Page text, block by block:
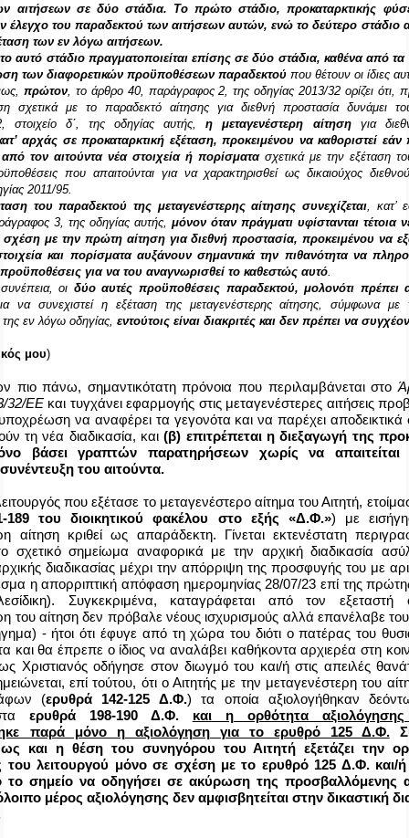
αιτήσεων σε δύο στάδια. Το πρώτο στάδιο, προκαταρκτικής
έλεγχο του παραδεκτού των αιτήσεων αυτών, ενώ το δεύτερο στάδιο
των εν λόγω αιτήσεων.
αυτό στάδιο πραγματοποιείται επίσης σε δύο στάδια, καθένα από τα
των διαφορετικών προϋποθέσεων παραδεκτού που θέτουν οι ίδιες
πρώτον, το άρθρο 40, παράγραφος 2, της οδηγίας 2013/32 ορίζει ότι,
σχετικά με το παραδεκτό αίτησης για διεθνή προστασία δυνάμει
στοιχείο δʹ, της οδηγίας αυτής,η μεταγενέστερη αίτησηγια
αρχάς σε προκαταρκτική εξέταση, προκειμένου να καθοριστεί
τον αιτούντα νέα στοιχεία ή πορίσματασχετικά με την εξέταση
που απαιτούνται για να χαρακτηρισθεί ως δικαιούχος
2011/95.
του παραδεκτού της μεταγενέστερης αίτησης συνεχίζεται, κατ’
3, της οδηγίας αυτής,μόνον όταν πράγματι υφίστανται τέτοια
με την πρώτη αίτηση για διεθνή προστασία, προκειμένου να
και πορίσματα αυξάνουν σημαντικά την πιθανότητα να
για να του αναγνωρισθεί το καθεστώς αυτό
οι δύο αυτές προϋποθέσεις παραδεκτού, μολονότι πρέπει
να συνεχιστεί η εξέταση της μεταγενέστερης αίτησης, σύμφωνα με
εν λόγω οδηγίας,εντούτοις είναι διακριτές και δεν πρέπει να
μου)
πιο πάνω, σημαντικότατη πρόνοια που περιλαμβάνεται στο
32/ΕΕκαι τυγχάνει εφαρμογής στις μεταγενέστερες αιτήσεις
να αναφέρει τα γεγονότα και να παρέχει αποδεικτικά
τη νέα διαδικασία, και(β) επιτρέπεται η διεξαγωγή της
βάσει γραπτών παρατηρήσεων χωρίς να
του αιτούντα.
που εξέτασε το μεταγενέστερο αίτημα του Αιτητή,
189 τουδιοικητικού φακέλου στο εξής «Δ.Φ.») με
αίτηση κριθεί ως απαράδεκτη. Γίνεται εκτενέστατη
σχετικό σημείωμα αναφορικά με την αρχική διαδικασία
διαδικασίας μέχρι την απόρριψη της προσφυγής του με
η απορριπτική απόφαση ημερομηνίας 28/07/23 επί της
Συγκεκριμένα, καταγράφεται από τον
του αίτηση δεν πρόβαλε νέους ισχυρισμούς αλλά επανέλαβε
- ήτοι ότι έφυγε από τη χώρα του διότι ο πατέρας του
και θα έπρεπε ο ίδιος να αναλάβει καθήκοντα αρχιερέα στη
Χριστιανός οδήγησε στον διωγμό του και/ή στις απειλές
επί τούτου, ότι ο Αιτητής με την μεταγενέστερη του
(ερυθρά 142-125 Δ.Φ.) τα οποία αξιολογήθηκαν
ερυθρά 198-190 Δ.Φ.
και η ορθότητα
παρά μόνο η αξιολόγηση για το ερυθρό 125 Δ.Φ.
ως και η θέση του συνηγόρου του Αιτητή εξετάζει την
του λειτουργού μόνο σε σχέση με το ερυθρό 125 Δ.Φ. και/
το σημείο να οδηγήσει σε ακύρωση της προσβαλλόμενης
μέρος αξιολόγησης δεν αμφισβητείται στην δικαστική